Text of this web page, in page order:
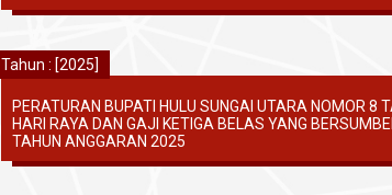
Tahun : [2025]
PERATURAN BUPATI HULU SUNGAI UTARA NOMOR 8
HARI RAYA DAN GAJI KETIGA BELAS YANG
TAHUN ANGGARAN 2025